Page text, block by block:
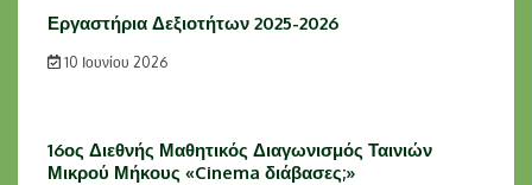
Εργαστήρια Δεξιοτήτων 2025-2026
10 Ιουνίου 2026
16ος Διεθνής Μαθητικός Διαγωνισμός Ταινιών
Μικρού Μήκους «Cinema διάβασες;»